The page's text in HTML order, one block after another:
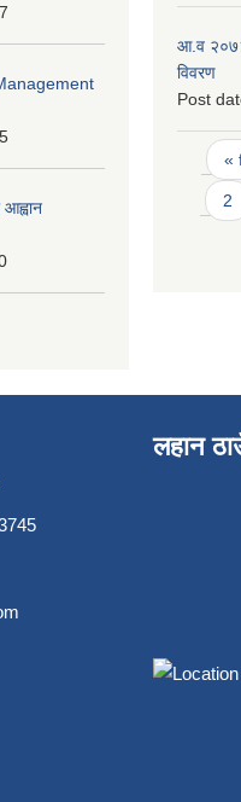
आह्वान
आ.व
विवरण
Post
«
2
लहान